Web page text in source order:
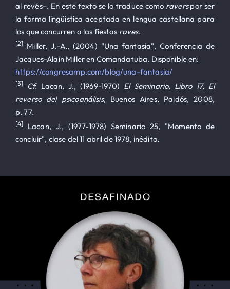
al revés–. En este texto se lo traduce como raverspor ser
la forma lingüística aceptada en lengua castellana para
los que concurren a las fiestas raves.
[2] Miller, J.-A., (2004) "Una fantasía", Conferencia de
Jacques-Alain Miller en Comandatuba. Disponible en:
https://congresamp.com/blog/una-fantasia/
[3] Cf. Lacan, J., (1969-1970) El Seminario, Libro 17, El
reverso del psicoanálisis, Buenos Aires, Paidós, 2008,
p. 77.
[4]
Lacan, J., (1977-1978) Seminario 25, "Momento de
concluir", clase del 11 abril de 1978, inédito.